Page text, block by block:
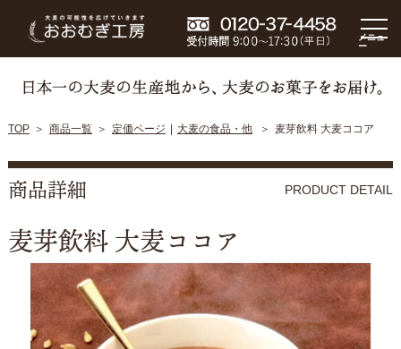
メニュ
ー
TOP 商品一覧 定価ページ 大麦の食品・他 麦芽飲料 大麦ココア
商品詳細 PRODUCT DETAIL
麦芽飲料 大麦ココア